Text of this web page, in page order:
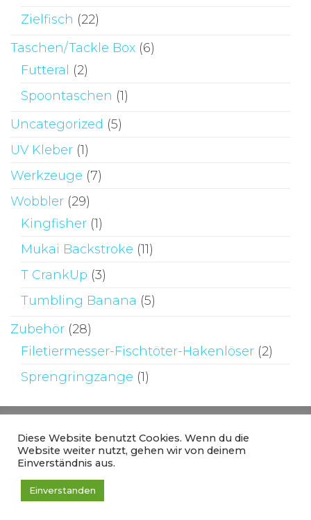
Zielfisch (22)
Taschen/Tackle Box (6)
Futteral
(2)
Spoontaschen (1)
Uncategorized (5)
UV Kleber (1)
Werkzeuge (7)
Wobbler (29)
Kingfisher (1)
Mukai Backstroke (11)
T CrankUp (3)
Tumbling Banana (5)
Zubehör (28)
Filetiermesser-Fischtöter-Hakenlöser (2)
Sprengringzange (1)
Stolz präsentiert von
Envo Online Store
Diese Website benutzt Cookies. Wenn du die
Website weiter nutzt, gehen wir von deinem
Einverständnis aus.
Einverstanden